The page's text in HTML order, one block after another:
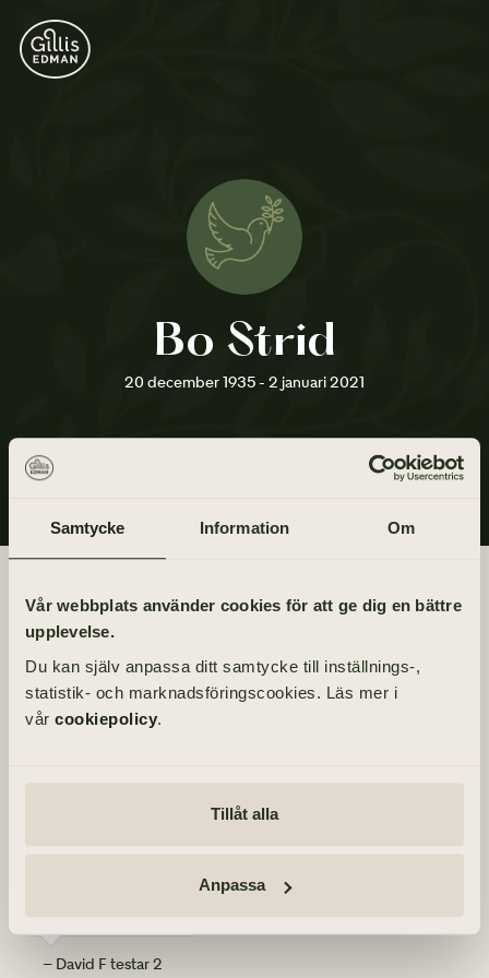
Samtycke Information Om
Vår webbplats använder cookies för att ge dig en bättre
upplevelse.
Du kan själv anpassa ditt samtycke till inställnings-,
statistik- och marknadsföringscookies. Läs mer i
vår cookiepolicy.
Tillåt alla
Anpassa
Bo Strid
20 december 1935 - 2 januari 2021
Begravningsdagen
Akten äger rum inom kretsen av de närmaste.
Info
– David F testar 2